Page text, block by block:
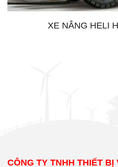
XE NÂNG HELI
CÔNG TY TNHH THIẾT